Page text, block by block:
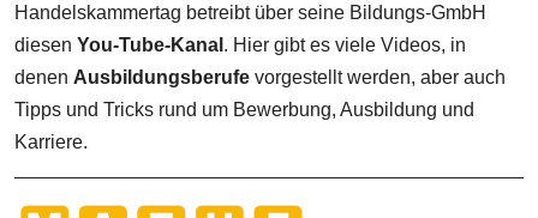
Handelskammertag betreibt über seine Bildungs-GmbH
diesen You-Tube-Kanal . Hier gibt es viele Videos, in
denen Ausbildungsberufe vorgestellt werden, aber auch
Tipps und Tricks rund um Bewerbung, Ausbildung und
Karriere.